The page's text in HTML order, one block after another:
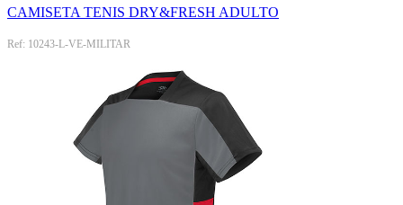
CAMISETA TENIS DRY&FRESH ADULTO
Ref: 10243-L-VE-MILITAR